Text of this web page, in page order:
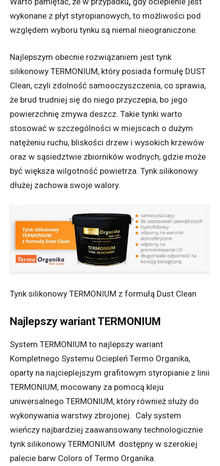
wykonane z płyt styropianowych, to możliwości pod
względem wyboru tynku są niemal nieograniczone.
Najlepszym obecnie rozwiązaniem jest tynk
silikonowy TERMONIUM, który posiada formułę DUST
Clean, czyli zdolność samooczyszczenia, co sprawia,
że brud trudniej się do niego przyczepia, bo jego
powierzchnię zmywa deszcz. Takie tynki warto
stosować w szczególności w miejscach o dużym
natężeniu ruchu, bliskości drzew i wysokich krzewów
oraz w sąsiedztwie zbiorników wodnych, gdzie może
być większa wilgotność powietrza. Tynk silikonowy
dłużej zachowa swoje walory.
Tynk silikonowy TERMONIUM z formułą Dust Clean
Najlepszy wariant TERMONIUM
System TERMONIUM to najlepszy wariant
Kompletnego Systemu Ociepleń Termo Organika,
oparty na najcieplejszym grafitowym styropianie z linii
TERMONIUM, mocowany za pomocą kleju
uniwersalnego TERMONIUM, który również służy do
wykonywania warstwy zbrojonej. Cały system
wieńczy najbardziej zaawansowany technologicznie
tynk silikonowy TERMONIUM dostępny w szerokiej
palecie barw Colors of Termo Organika.